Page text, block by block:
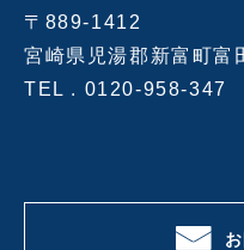
〒889-1412
宮崎県児湯郡新富町富
TEL . 0120-958-347